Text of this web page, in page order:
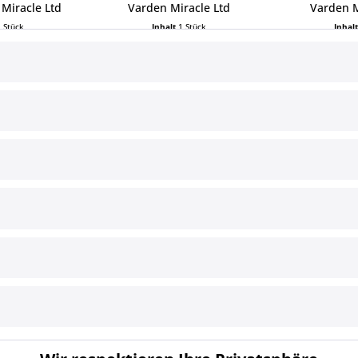
Ltd
Stück
Varden Miracle Ltd
Inhalt1 Stück
Varden